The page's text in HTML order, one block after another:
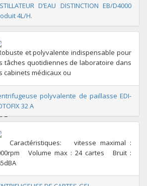
D’EAU DISTINCTION EB/D4000
4L/H.
et polyvalente indispensable pour
tâches quotidiennes de laboratoire dans
cabinets médicaux ou
polyvalente de paillasse EDI-
32 A
vitesse maximal :
Volume max : 24 cartes Bruit :